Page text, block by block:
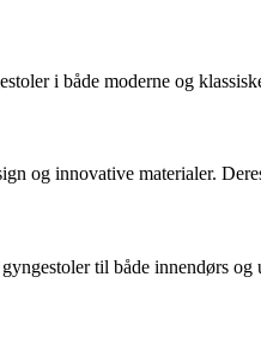
i både moderne og
og innovative materialer.
til både innendørs